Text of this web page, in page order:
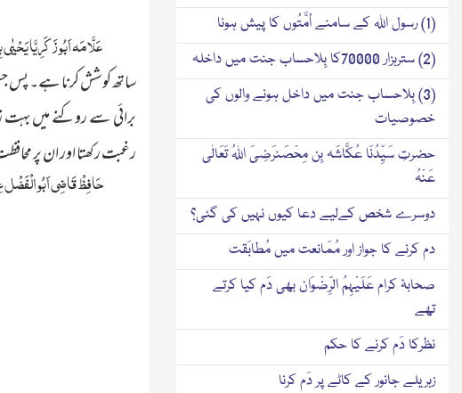
عَلَّامَہ اَبُو زَکَرِیَّا
ساتھ کوشش کرنا ہے۔ پس
برائی سے روکنے میں بہت
رغبت رکھتا اور ان پر
حَافِظْ قَاضِی اَبُو
(1) رسول اللہ کے سامنے اُمَّتُوں کا پیش ہونا
(2) سترہزار 70000کا بِلاحساب جنت میں داخلہ
(3) بِلاحساب جنت میں داخل ہونے والوں کی
خصوصیات
حضرتِ سَیِّدُنَا عُکَّاشَہ بِن مِحْصَنرَضِیَ اللہُ تَعَالٰی
عَنْہُ
دوسرے شخص کےلیے دعا کیوں نہیں کی گئی؟
دم کرنے کا جواز اور مُمَانعت میں مُطابَقت
صحابۂ کرام عَلَیْہِمُ الرِّضْوَان بھی دَم کیا کرتے
تھے
نظرکا دَم کرنے کا حکم
زہریلے جانور کے کاٹے پر دَم کرنا